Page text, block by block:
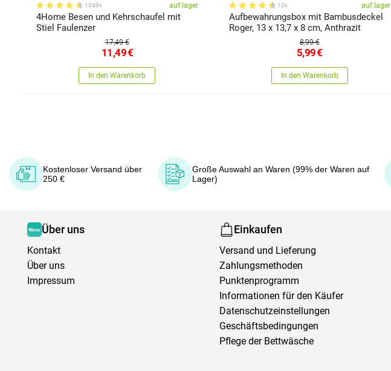
1049x auf lager
4Home Besen und Kehrschaufel mit
Stiel Faulenzer
17,49 €
11,49€
In den Warenkorb
10x auf lager
Aufbewahrungsbox mit Bambusdeckel
Roger, 13 x 13,7 x 8 cm, Anthrazit
8,99 €
5,99€
In den Warenkorb
Kostenloser Versand über
250 €
Große Auswahl an Waren (99% der Waren auf
Lager)
Über uns
Kontakt
Über uns
Impressum
Einkaufen
Versand und Lieferung
Zahlungsmethoden
Punktenprogramm
Informationen für den Käufer
Datenschutzeinstellungen
Geschäftsbedingungen
Pflege der Bettwäsche